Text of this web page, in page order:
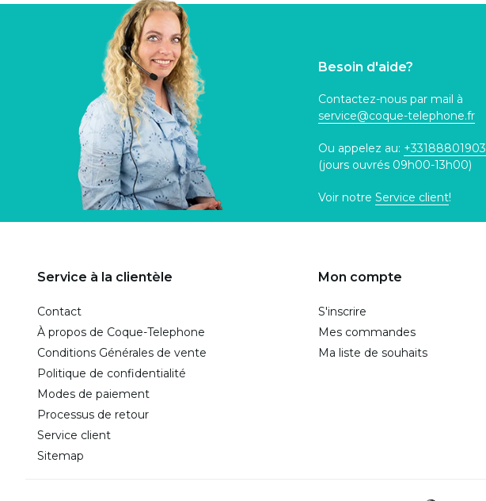
Besoin d'aide?
Contactez-nous par mail à
service@coque-telephone.fr
Ou appelez au: +33188801903
(jours ouvrés 09h00-13h00)
Voir notre Service client!
Service à la clientèle
Contact
À propos de Coque-Telephone
Conditions Générales de vente
Politique de confidentialité
Modes de paiement
Processus de retour
Service client
Sitemap
Mon compte
S'inscrire
Mes commandes
Ma liste de souhaits